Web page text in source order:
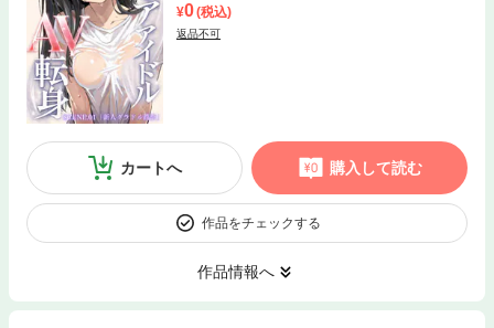
0(税込)
返品不可
カートへ 購入して読む
作品をチェックする
作品情報へ